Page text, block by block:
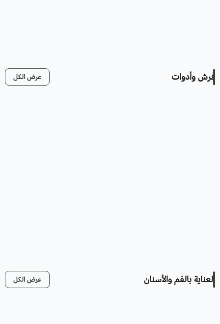
فرش وأدوات عرض الكل
العناية بالفم والأسنان عرض الكل